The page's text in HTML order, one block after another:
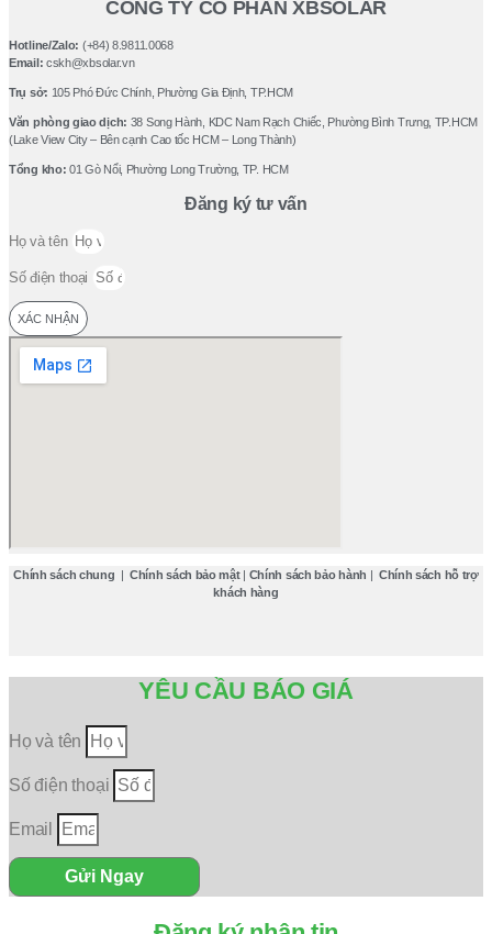
CÔNG TY CỔ PHẦN XBSOLAR
Hotline/Zalo: (+84) 8.9811.0068
Email: cskh@xbsolar.vn
Trụ sở: 105 Phó Ðức Chính, Phường Gia Ðịnh, TP.HCM
Văn phòng giao dịch: 38 Song Hành, KDC Nam Rạch Chiếc, Phường Bình Trưng, TP.HCM
(Lake View City – Bên cạnh Cao tốc HCM – Long Thành)
Tổng kho: 01 Gò Nổi, Phường Long Trường, TP. HCM
Đăng ký tư vấn
Họ và tên
Số điện thoại
XÁC NHẬN
Chính sách chung | Chính sách bảo mật| Chính sách bảo hành | Chính sách hỗ trợ
khách hàng
YÊU CẦU BÁO GIÁ
Họ và tên
Số điện thoại
Email
Gửi Ngay